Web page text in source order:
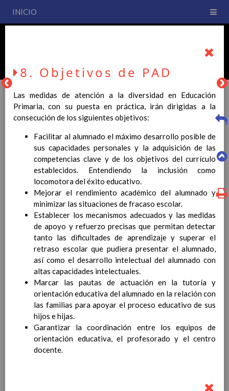
INICIO
PLAN DE CENTRO
La entrada en vigor del Real Decreto 126/2014, de 28 de
febrero, por el que se establece el currículo básico de la
Educación Primaria, se ha hecho necesario la revisión y
adecuación de nuestro Plan de Centro a esta normativa, el cual
usted podrá consultar desde este sitio web.
Esperamos que sea de su interés.
Contenido
IntroducciÃ³n
AnÃ¡lisis del Contexto
Proyecto Educativo
Marco Normativo
Objetivos propios para la mejora del rendimiento
escolar
LÃ­neas generales de actuaciÃ³n pedagÃ³gica
CoordinaciÃ³n y concreciÃ³n de los contenidos
curriculares, asÃ­ como el tratamiento transversal
EducaciÃ³n Infantil (Segundo Ciclo)
8. Objetivos de PAD
Las medidas de atención a la diversidad en Educación
Primaria, con su puesta en práctica, irán dirigidas a la
consecución de los siguientes objetivos:
Facilitar al alumnado el máximo desarrollo posible de
sus capacidades personales y la adquisición de las
competencias clave y de los objetivos del currículo
establecidos. Entendiendo la inclusión como
locomotora del éxito educativo.
Mejorar el rendimiento académico del alumnado y
minimizar las situaciones de fracaso escolar.
Establecer los mecanismos adecuados y las medidas
de apoyo y refuerzo precisas que permitan detectar
tanto las dificultades de aprendizaje y superar el
retraso escolar que pudiera presentar el alumnado,
así como el desarrollo intelectual del alumnado con
altas capacidades intelectuales.
Marcar las pautas de actuación en la tutoría y
orientación educativa del alumnado en la relación con
las familias para apoyar el proceso educativo de sus
hijos e hijas.
Garantizar la coordinación entre los equipos de
orientación educativa, el profesorado y el centro
docente.